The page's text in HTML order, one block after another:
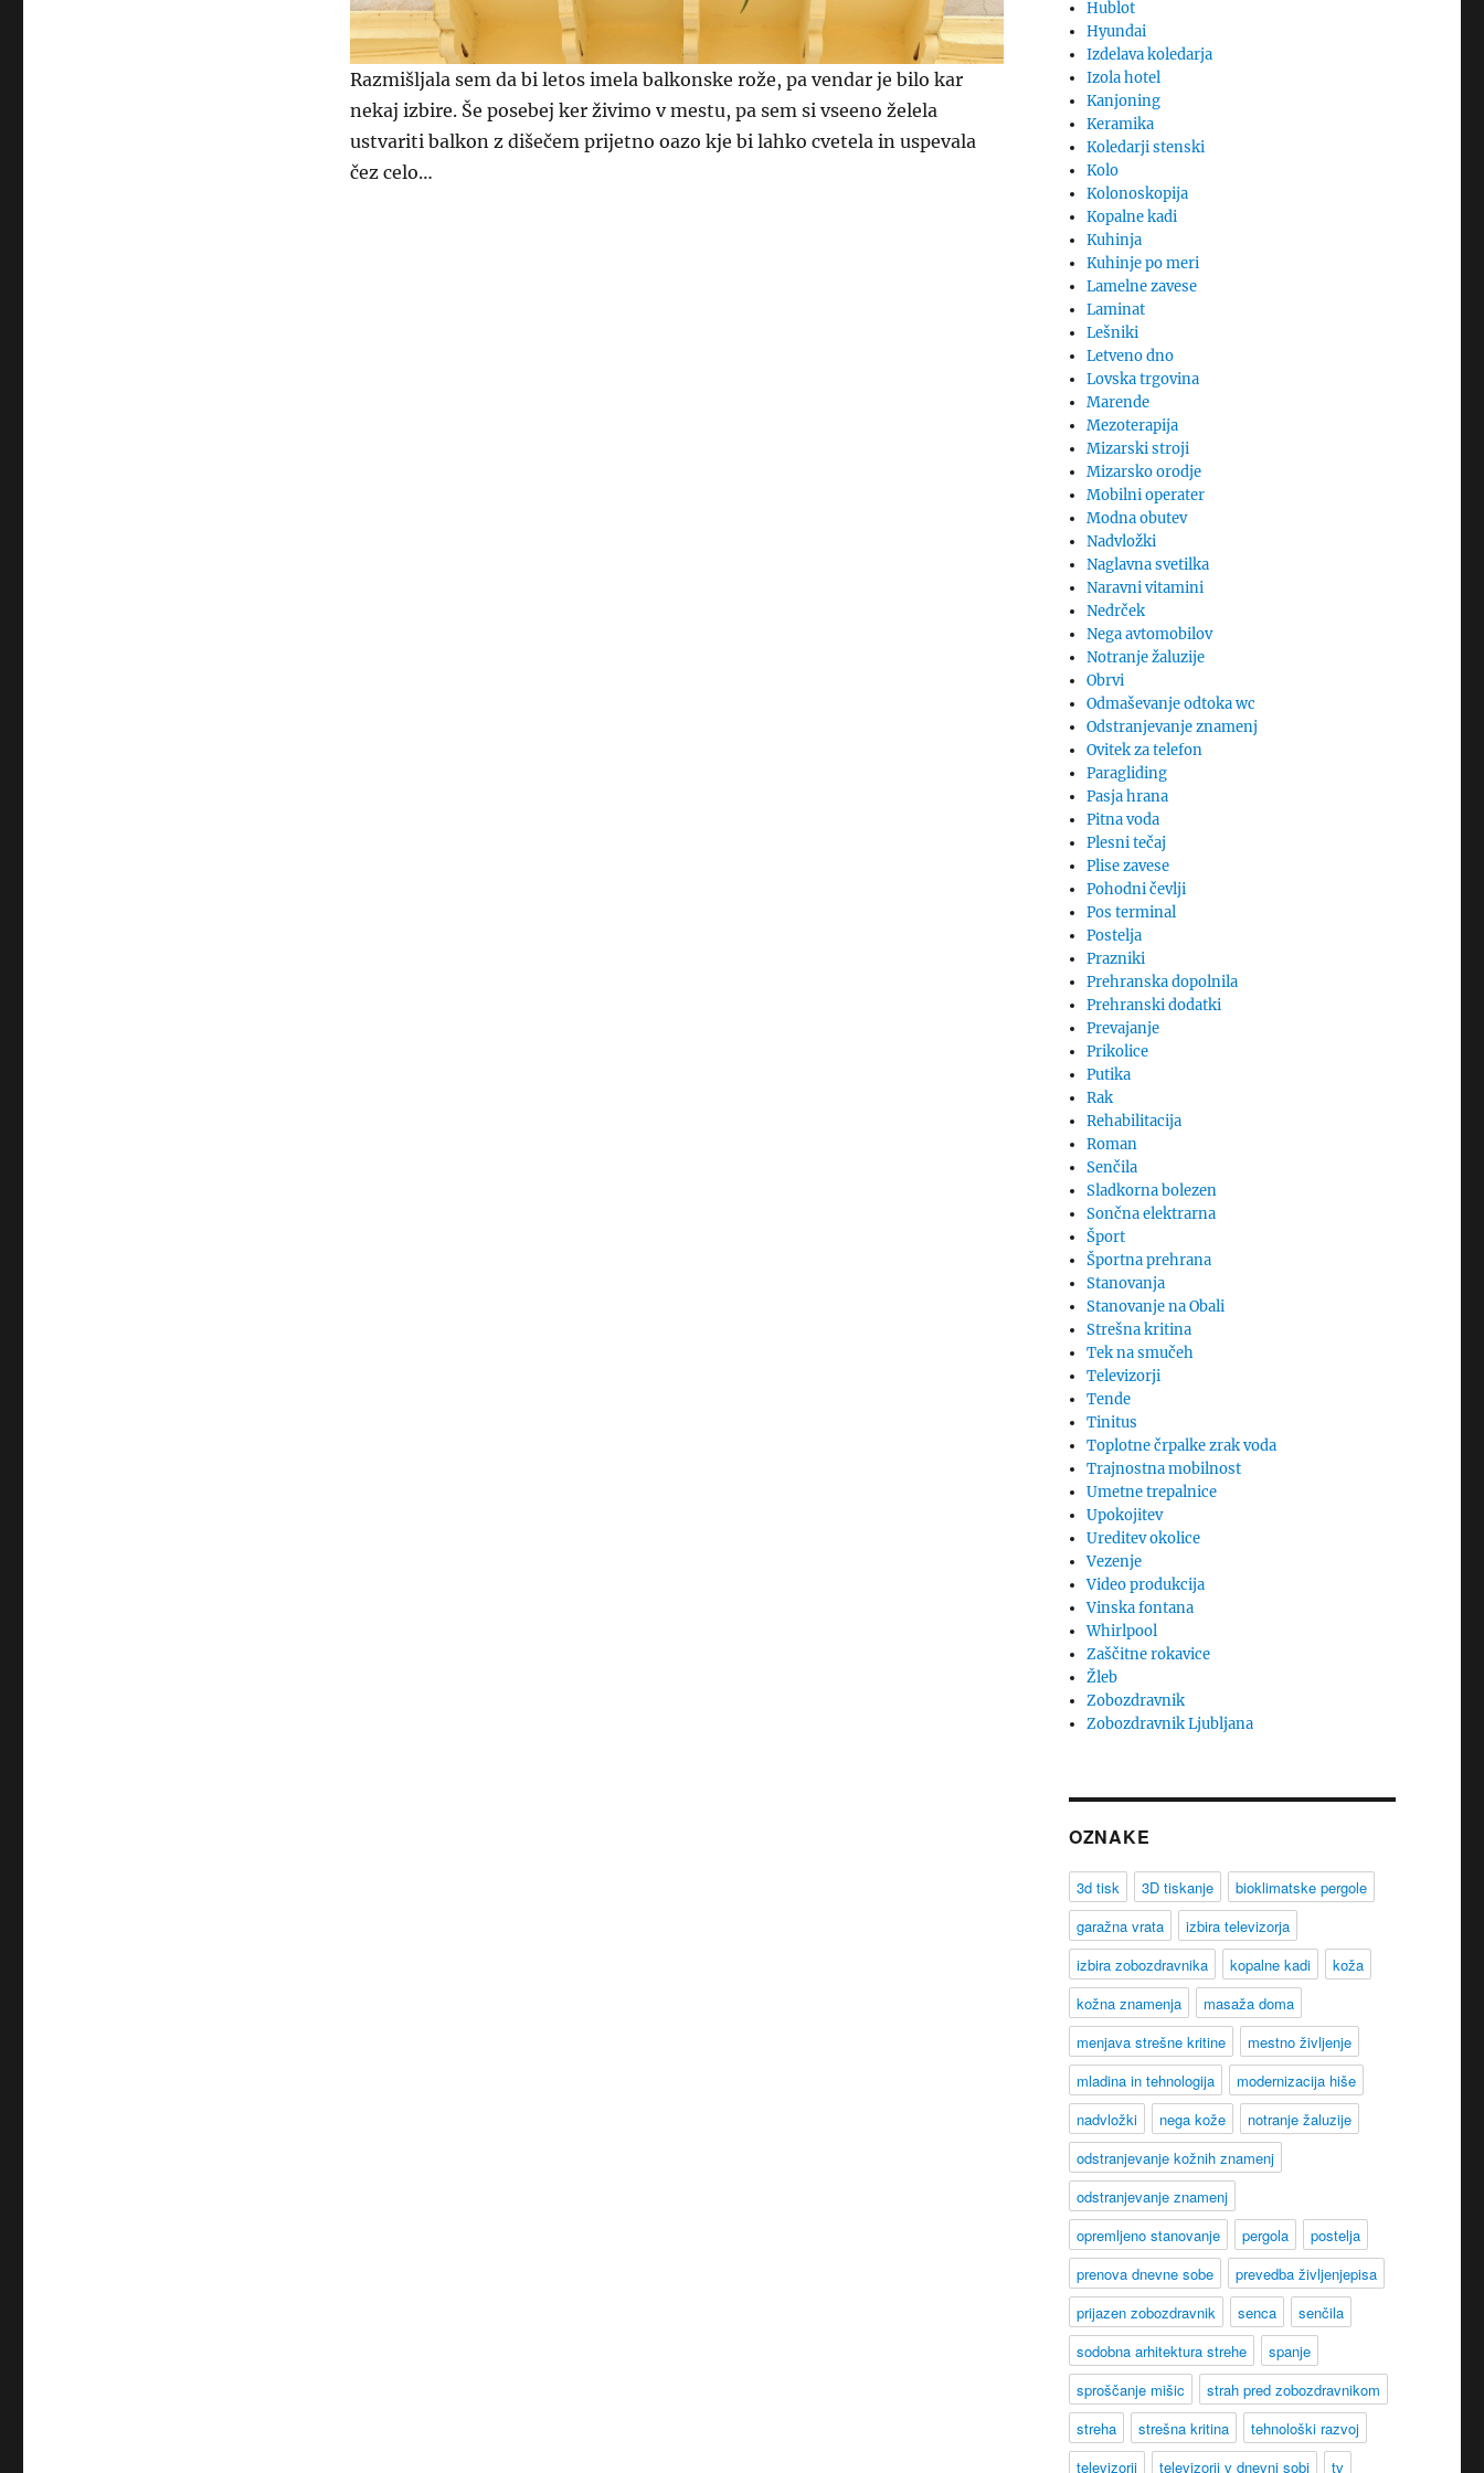
Razmišljala sem da bi letos imela balkonske rože, pa vendar je bilo kar
nekaj izbire. Še posebej ker živimo v mestu, pa sem si vseeno želela
ustvariti balkon z dišečem prijetno oazo kje bi lahko cvetela in uspevala
čez celo…
Hublot
Hyundai
Izdelava koledarja
Izola hotel
Kanjoning
Keramika
Koledarji stenski
Kolo
Kolonoskopija
Kopalne kadi
Kuhinja
Kuhinje po meri
Lamelne zavese
Laminat
Lešniki
Letveno dno
Lovska trgovina
Marende
Mezoterapija
Mizarski stroji
Mizarsko orodje
Mobilni operater
Modna obutev
Nadvložki
Naglavna svetilka
Naravni vitamini
Nedrček
Nega avtomobilov
Notranje žaluzije
Obrvi
Odmaševanje odtoka wc
Odstranjevanje znamenj
Ovitek za telefon
Paragliding
Pasja hrana
Pitna voda
Plesni tečaj
Plise zavese
Pohodni čevlji
Pos terminal
Postelja
Prazniki
Prehranska dopolnila
Prehranski dodatki
Prevajanje
Prikolice
Putika
Rak
Rehabilitacija
Roman
Senčila
Sladkorna bolezen
Sončna elektrarna
Šport
Športna prehrana
Stanovanja
Stanovanje na Obali
Strešna kritina
Tek na smučeh
Televizorji
Tende
Tinitus
Toplotne črpalke zrak voda
Trajnostna mobilnost
Umetne trepalnice
Upokojitev
Ureditev okolice
Vezenje
Video produkcija
Vinska fontana
Whirlpool
Zaščitne rokavice
Žleb
Zobozdravnik
Zobozdravnik Ljubljana
OZNAKE
3d tisk 3D tiskanje
bioklimatske pergole
garažna vrata
izbira televizorja
izbira zobozdravnika
kopalne kadi
koža
kožna znamenja
masaža doma
menjava strešne kritine
mestno življenje
mladina in tehnologija
modernizacija hiše
nadvložki
nega kože
notranje žaluzije
odstranjevanje kožnih znamenj
odstranjevanje znamenj
opremljeno stanovanje
pergola
postelja
prenova dnevne sobe
prevedba življenjepisa
prijazen zobozdravnik
senca
senčila
sodobna arhitektura strehe
spanje
sproščanje mišic
strah pred zobozdravnikom
streha
strešna kritina
tehnološki razvoj
televizorji
televizorji v dnevni sobi tv